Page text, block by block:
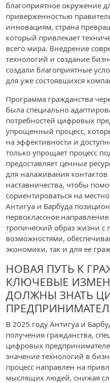
благоприятное окружение
приверженностью
инновациям, страна
который привлекает
всего мира. Внедрение
технологий и создание
создали благоприятные
для уже состоявшихся
Программа гражданства
была специально
потребностей цифровых
упрощенный процесс,
на эффективности и
только упрощает процесс
предоставляет ценные
для налаживания
наставничества, чтобы
сориентироваться на
Антигуа и Барбуда
первоклассное направление
тропический образ жизни с
возможностями,
экономики, так и для ее
НОВАЯ ПУТЬ К
КЛЮЧЕВЫЕ
ДОЛЖНЫ ЗНАТЬ
В 2025 году Антигуа и
получения гражданства,
цифровых
значение технологий в
процесс направлен на
мыслящих людей, снижая